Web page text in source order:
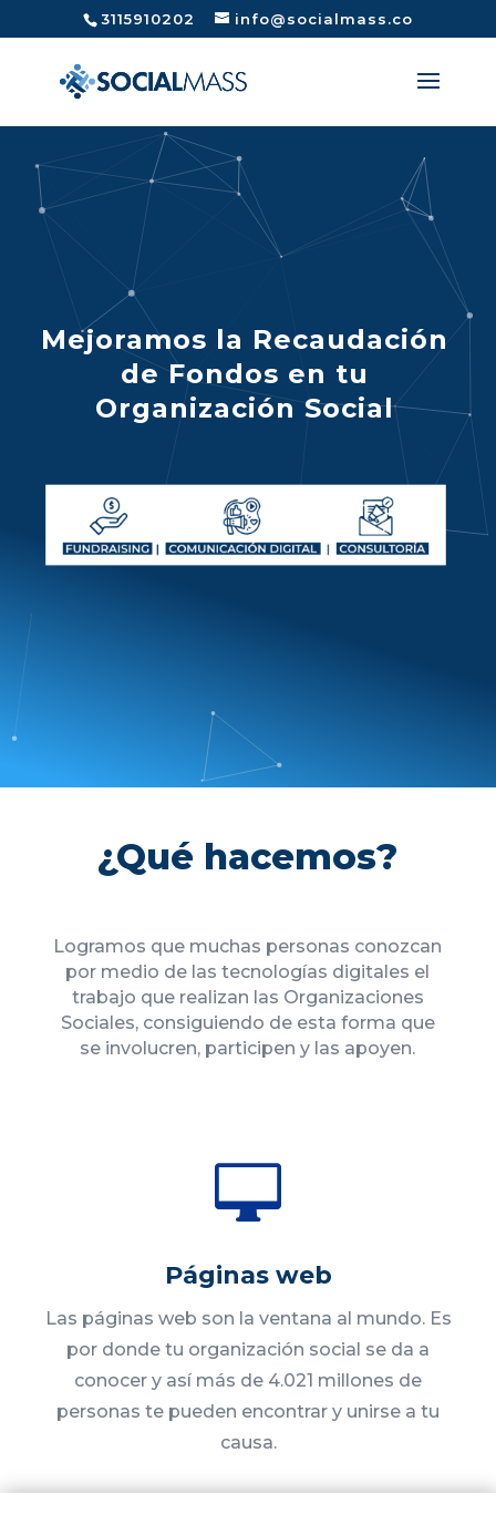
3115910202 info@socialmass.co
Mejoramos la Recaudación
deFondos en tu
Organización Social
¿Qué hacemos?
Logramos que muchas personas conozcan
por medio de las tecnologías digitales el
trabajo que realizan las Organizaciones
Sociales, consiguiendo de esta forma que
se involucren, participen y las apoyen.

Páginas web
Las páginas web son la ventana al mundo. Es
por donde tu organización social se da a
conocer y así más de 4.021 millones de
personas te pueden encontrar y unirse a tu
causa.